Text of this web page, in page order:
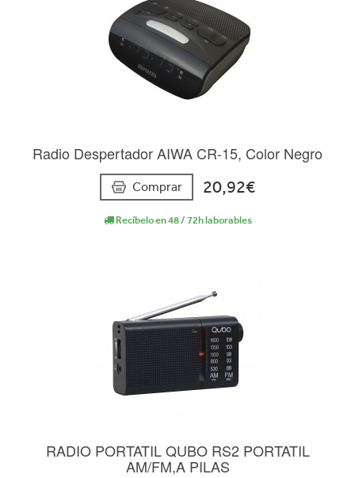
Radio Despertador AIWA CR-15, Color Negro
Comprar 20,92€
Recíbelo en 48 / 72h laborables
RADIO PORTATIL QUBO RS2 PORTATIL
AM/FM,A PILAS